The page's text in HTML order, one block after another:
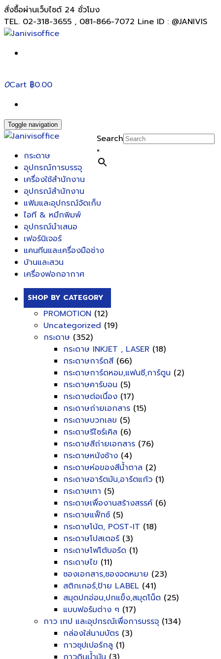
สั่งซื้อผ่านเว็บไซต์ 24 ชั่วโมง
TEL. 02-318-3655 , 081-866-7072 Line ID : @JANIVIS
0Cart ฿0.00
Toggle navigation
Search
×
กระดาษ
อุปกรณ์การบรรจุ
เครื่องใช้สำนักงาน
อุปกรณ์สำนักงาน
แฟ้มและอุปกรณ์จัดเก็บ
ไอที & หมึกพิมพ์
อุปกรณ์นำเสนอ
เฟอร์นิเจอร์
แคนทีนและเครื่องมือช่าง
บ้านและสวน
เครื่องฟอกอากาศ
SHOP BY CATEGORY
PROMOTION (12)
Uncategorized (19)
กระดาษ (352)
กระดาษ INKJET , LASER (18)
กระดาษการ์ดสี (66)
กระดาษการ์ดหอม,แฟนซี,การ์ตูน (2)
กระดาษคาร์บอน (5)
กระดาษต่อเนื่อง (17)
กระดาษถ่ายเอกสาร (15)
กระดาษบวกเลข (5)
กระดาษรีไซร์เคิล (6)
กระดาษสีถ่ายเอกสาร (76)
กระดาษหนังช้าง (4)
กระดาษห่อของสีน้ำตาล (2)
กระดาษอาร์ตมัน,อาร์ตแก้ว (1)
กระดาษเทา (5)
กระดาษเพื่องานสร้างสรรค์ (6)
กระดาษแฟ็กซ์ (5)
กระดาษโน้ต, POST-IT (18)
กระดาษโปสเตอร์ (3)
กระดาษโฟโต้บอร์ด (1)
กระดาษไข (11)
ซองเอกสาร,ซองจดหมาย (23)
สติกเกอร์,ป้าย LABEL (41)
สมุดปกอ่อน,ปกแข็ง,สมุดโน็ต (25)
แบบฟอร์มต่าง ๆ (17)
กาว เทป และอุปกรณ์เพื่อการบรรจุ (134)
กล่องใส่นามบัตร (3)
กาวซุปเปอร์กลู (1)